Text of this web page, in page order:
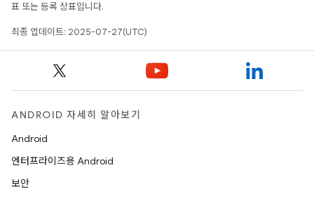
표 또는 등록 상표입니다.
최종 업데이트: 2025-07-27(UTC)
ANDROID 자세히 알아보기
Android
엔터프라이즈용 Android
보안